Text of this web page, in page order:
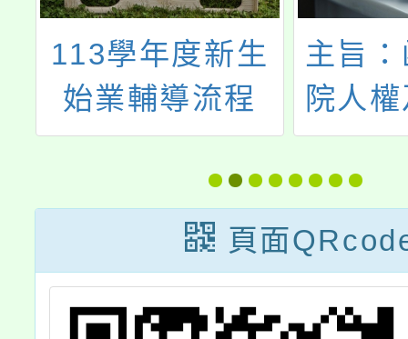
113學年度新生
始業輔導流程
主旨
院人
義處
政院
國際
實錄
的國
頁面